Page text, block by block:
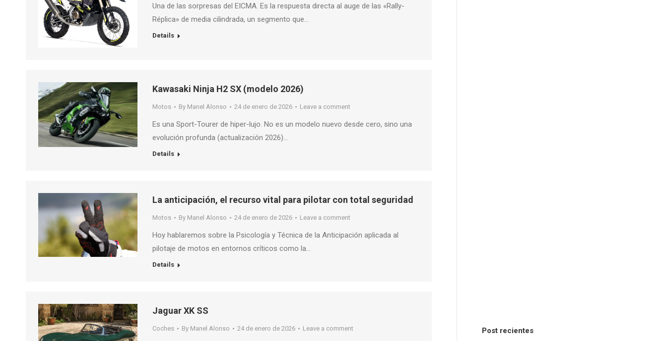
Una de las sorpresas del EICMA. Es la respuesta directa al auge de las «Rally-
Réplica» de media cilindrada, un segmento que…
Details
Kawasaki Ninja H2 SX (modelo 2026)
Motos By Manel Alonso 24 de enero de 2026 Leave a comment
Es una Sport-Tourer de hiper-lujo. No es un modelo nuevo desde cero, sino una
evolución profunda (actualización 2026)…
Details
La anticipación, el recurso vital para pilotar con total seguridad
Motos By Manel Alonso 24 de enero de 2026 Leave a comment
Hoy hablaremos sobre la Psicología y Técnica de la Anticipación aplicada al
pilotaje de motos en entornos críticos como la…
Details
Jaguar XK SS
Coches By Manel Alonso 24 de enero de 2026 Leave a comment Post recientes